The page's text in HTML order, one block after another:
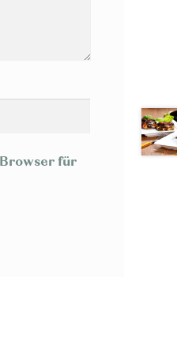
für